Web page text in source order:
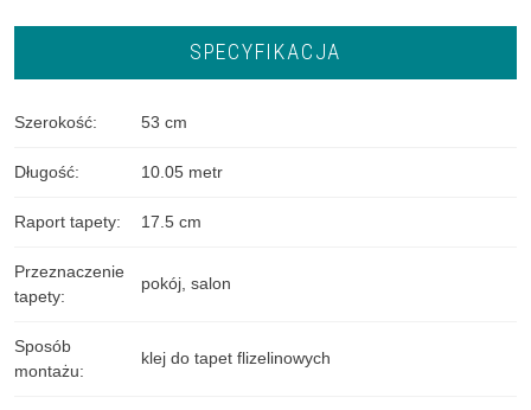
SPECYFIKACJA
Szerokość: 53 cm
Długość: 10.05 metr
Raport tapety: 17.5 cm
Przeznaczenie
tapety:
pokój, salon
Sposób
montażu:
klej do tapet flizelinowych